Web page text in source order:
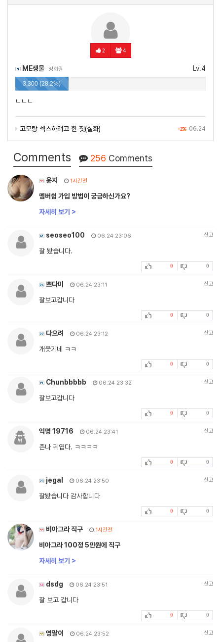
2 4
Lv.4
ME생물 정회원
3,300 (28.2%)
ㄴㄴㄴ
+256 06.24
고모랑 섹스하려고 한 짓(실화)
Comments 256 Comments
윤지 1시간전
멤버쉽 가입 방법이 궁금하신가요?
자세히 보기 >
seoseo100 06.24 23:06 신고
잘 봤습니다.
0 0
쁘다미 06.24 23:11 신고
잘보고갑니다
0 0
다으려 06.24 23:12 신고
개웃기네 ㅋㅋ
0 0
Chunbbbbb 06.24 23:32 신고
잘보고갑니다
0 0
익명 19716 06.24 23:41 신고
존나 귀엽다. ㅋㅋㅋㅋ
0 0
jegal 06.24 23:50 신고
잘봤습니다 감사합니다
0 0
비아그라 직구 1시간전
비아그라 100정 5만원에 직구
자세히 보기 >
dsdg 06.24 23:51 신고
잘 보고 갑니다
0 0
영팔이 06.24 23:52 신고